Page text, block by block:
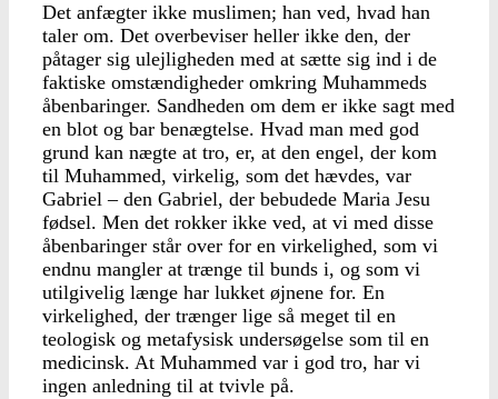
Det anfægter ikke muslimen; han ved, hvad han
taler om. Det overbeviser heller ikke den, der
påtager sig ulejligheden med at sætte sig ind i de
faktiske omstændigheder omkring Muhammeds
åbenbaringer. Sandheden om dem er ikke sagt med
en blot og bar benægtelse. Hvad man med god
grund kan nægte at tro, er, at den engel, der kom
til Muhammed, virkelig, som det hævdes, var
Gabriel – den Gabriel, der bebudede Maria Jesu
fødsel. Men det rokker ikke ved, at vi med disse
åbenbaringer står over for en virkelighed, som vi
endnu mangler at trænge til bunds i, og som vi
utilgivelig længe har lukket øjnene for. En
virkelighed, der trænger lige så meget til en
teologisk og metafysisk undersøgelse som til en
medicinsk. At Muhammed var i god tro, har vi
ingen anledning til at tvivle på.